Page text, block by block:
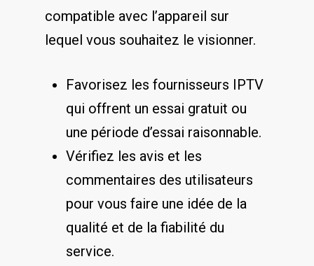
compatible​ avec l’appareil sur
lequel vous​ souhaitez le visionner.
Favorisez les fournisseurs IPTV
qui offrent un⁢ essai gratuit ou⁤
une période d’essai ⁣raisonnable.
Vérifiez les‌ avis et les
commentaires des utilisateurs
pour vous faire une idée de ⁣la
qualité et de la fiabilité du
service.